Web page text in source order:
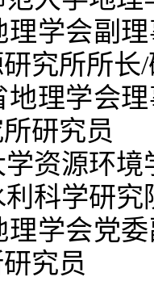
理学会副
究所所长
地理学会
研究员
资源环境
科学研究
理学会党
究员